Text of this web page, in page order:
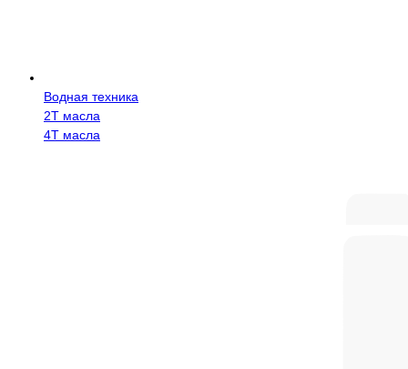
Водная техника
2Т масла
4Т масла